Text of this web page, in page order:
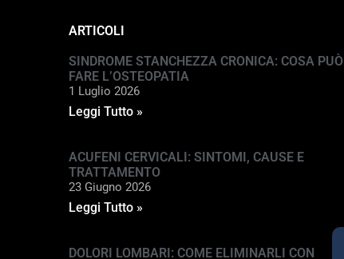
ARTICOLI
SINDROME STANCHEZZA CRONICA: COSA PUÒ
FARE L’OSTEOPATIA
1 Luglio 2026
Leggi Tutto »
ACUFENI CERVICALI: SINTOMI, CAUSE E
TRATTAMENTO
23 Giugno 2026
Leggi Tutto »
DOLORI LOMBARI: COME ELIMINARLI CON